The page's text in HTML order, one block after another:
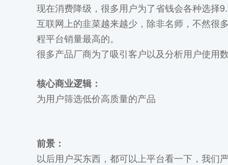
现在消费降级，很多用户为了省钱会各种选择
互联网上的韭菜越来越少，除非名师，不然很
程平台销量最高的。
很多产品厂商为了吸引客户以及分析用户使用
核心商业逻辑：
为用户筛选低价高质量的产品
前景：
以后用户买东西，都可以上平台看一下，我们